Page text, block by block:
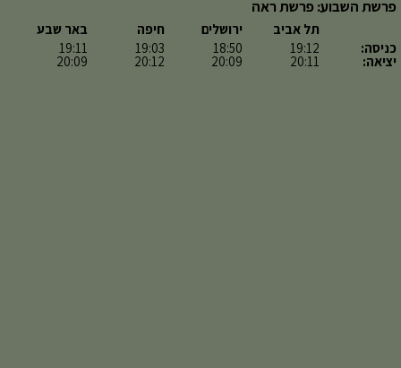
פרשת השבוע: פרשת ראה
כניסה:
יציאה:
תל אביב
19:12
20:11
ירושלים
18:50
20:09
חיפה
19:03
20:12
באר שבע
19:11
20:09